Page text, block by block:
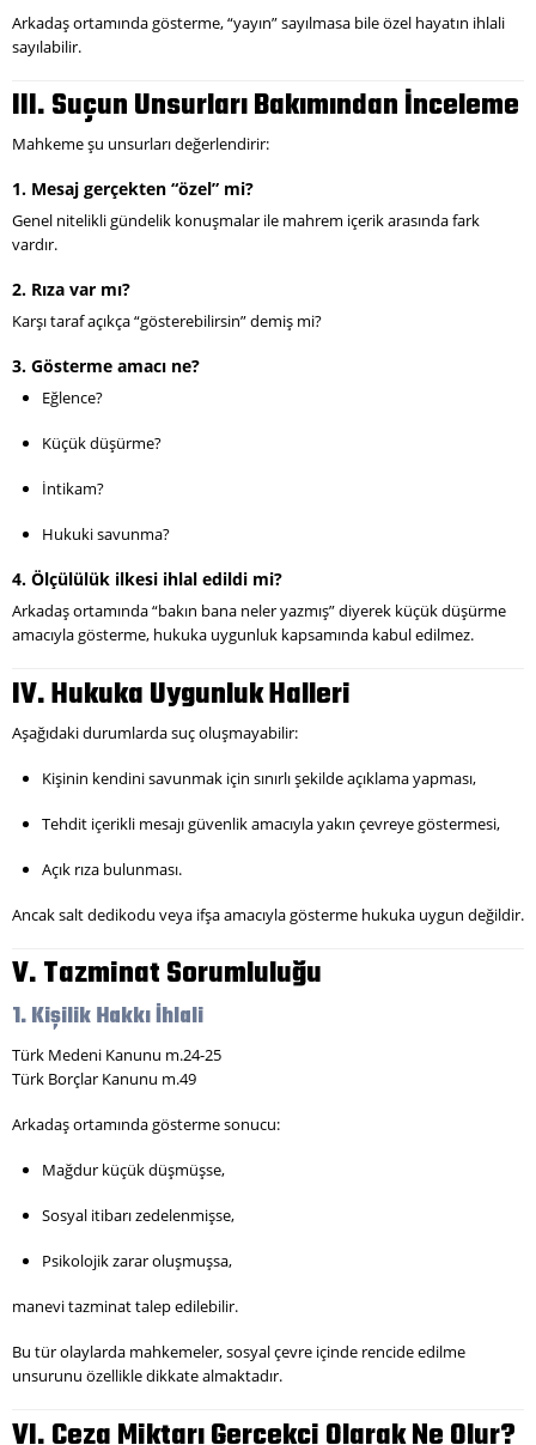
Arkadaş ortamında gösterme, “yayın” sayılmasa bile özel hayatın ihlali
sayılabilir.
III. Suçun Unsurları Bakımından İnceleme
Mahkeme şu unsurları değerlendirir:
1. Mesaj gerçekten “özel” mi?
Genel nitelikli gündelik konuşmalar ile mahrem içerik arasında fark
vardır.
2. Rıza var mı?
Karşı taraf açıkça “gösterebilirsin” demiş mi?
3. Gösterme amacı ne?
Eğlence?
Küçük düşürme?
İntikam?
Hukuki savunma?
4. Ölçülülük ilkesi ihlal edildi mi?
Arkadaş ortamında “bakın bana neler yazmış” diyerek küçük düşürme
amacıyla gösterme, hukuka uygunluk kapsamında kabul edilmez.
IV. Hukuka Uygunluk Halleri
Aşağıdaki durumlarda suç oluşmayabilir:
Kişinin kendini savunmak için sınırlı şekilde açıklama yapması,
Tehdit içerikli mesajı güvenlik amacıyla yakın çevreye göstermesi,
Açık rıza bulunması.
Ancak salt dedikodu veya ifşa amacıyla gösterme hukuka uygun değildir.
V. Tazminat Sorumluluğu
1. Kişilik Hakkı İhlali
Türk Medeni Kanunu m.24-25
Türk Borçlar Kanunu m.49
Arkadaş ortamında gösterme sonucu:
Mağdur küçük düşmüşse,
Sosyal itibarı zedelenmişse,
Psikolojik zarar oluşmuşsa,
manevi tazminat talep edilebilir.
Bu tür olaylarda mahkemeler, sosyal çevre içinde rencide edilme
unsurunu özellikle dikkate almaktadır.
VI. Ceza Miktarı Gerçekçi Olarak Ne Olur?